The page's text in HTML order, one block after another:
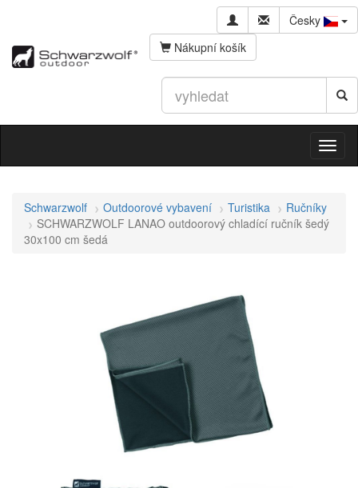
Česky
Nákupní košík
Schwarzwolf Outdoorové vybavení Turistika
Ručníky
SCHWARZWOLF LANAO outdoorový chladící ručník šedý
30x100 cm šedá